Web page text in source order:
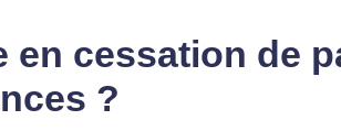
en cessation de
?